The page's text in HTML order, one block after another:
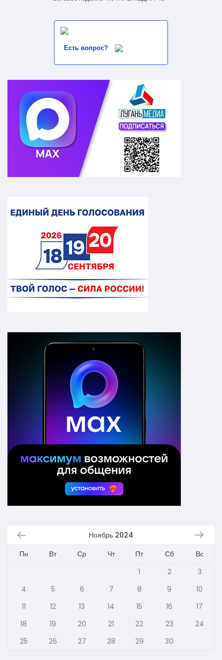
Есть вопрос?
Ноябрь 2024
Пн
Вт Ср Чт Пт Сб
Вс
1
2
3
4
5 6 7 8 9
10
11
12 13 14 15 16
17
18
19 20 21 22 23
24
25
26 27 28 29 30